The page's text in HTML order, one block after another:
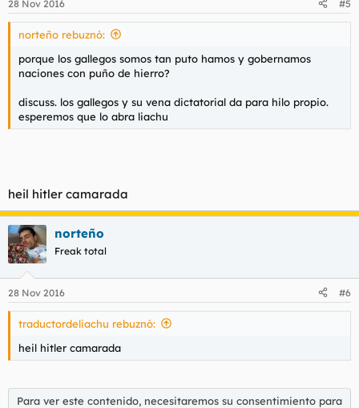
28 Nov 2016 #5
norteño rebuznó:
porque los gallegos somos tan puto hamos y gobernamos
naciones con puño de hierro?
discuss. los gallegos y su vena dictatorial da para hilo propio.
esperemos que lo abra liachu
heil hitler camarada
norteño
Freak total
28 Nov 2016 #6
traductordeliachu rebuznó:
heil hitler camarada
Para ver este contenido, necesitaremos su consentimiento para